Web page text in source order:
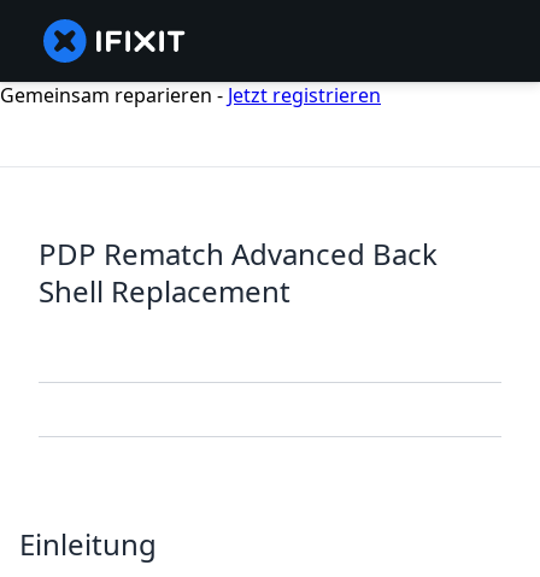
Gemeinsam reparieren - Jetzt registrieren
PDP Rematch Advanced Back
Shell Replacement
Einleitung